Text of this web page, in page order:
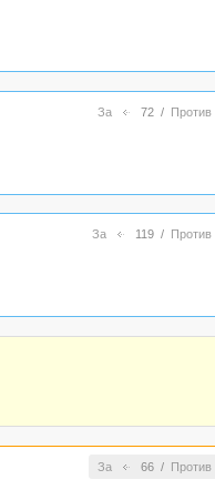
За 72/ Против
За 119/ Против
За 66/ Против